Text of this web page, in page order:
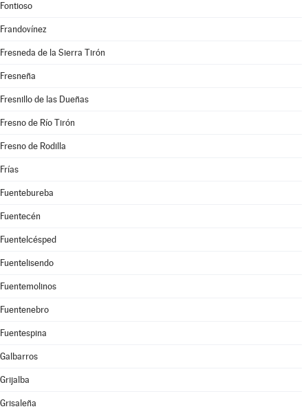
Fontioso
Frandovínez
Fresneda de la Sierra Tirón
Fresneña
Fresnillo de las Dueñas
Fresno de Río Tirón
Fresno de Rodilla
Frías
Fuentebureba
Fuentecén
Fuentelcésped
Fuentelisendo
Fuentemolinos
Fuentenebro
Fuentespina
Galbarros
Grijalba
Grisaleña